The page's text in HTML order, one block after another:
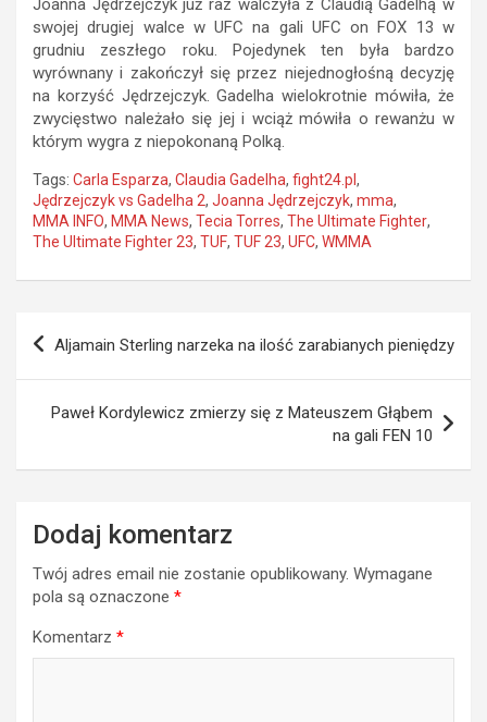
Joanna Jędrzejczyk już raz walczyła z Claudią Gadelhą w
swojej drugiej walce w UFC na gali UFC on FOX 13 w
grudniu zeszłego roku. Pojedynek ten była bardzo
wyrównany i zakończył się przez niejednogłośną decyzję
na korzyść Jędrzejczyk. Gadelha wielokrotnie mówiła, że
zwycięstwo należało się jej i wciąż mówiła o rewanżu w
którym wygra z niepokonaną Polką.
Tags: Carla Esparza, Claudia Gadelha, fight24.pl ,
Jędrzejczyk vs Gadelha 2, Joanna Jędrzejczyk, mma,
MMA INFO, MMA News, Tecia Torres, The Ultimate Fighter,
The Ultimate Fighter 23, TUF, TUF 23, UFC, WMMA
Nawigacja
wpisu
Aljamain Sterling narzeka na ilość zarabianych pieniędzy
Paweł Kordylewicz zmierzy się z Mateuszem Głąbem
na gali FEN 10
Dodaj komentarz
Twój adres email nie zostanie opublikowany. Wymagane
pola są oznaczone *
Komentarz *